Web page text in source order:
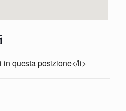
in questa posizione</li>